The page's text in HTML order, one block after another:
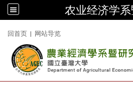
农业经济学
回首页 | 网站导览